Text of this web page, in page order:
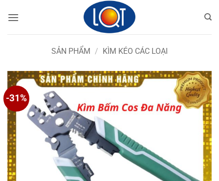
qua
SẢN PHẨM / KÌM KÉO CÁC LOẠI
-31%